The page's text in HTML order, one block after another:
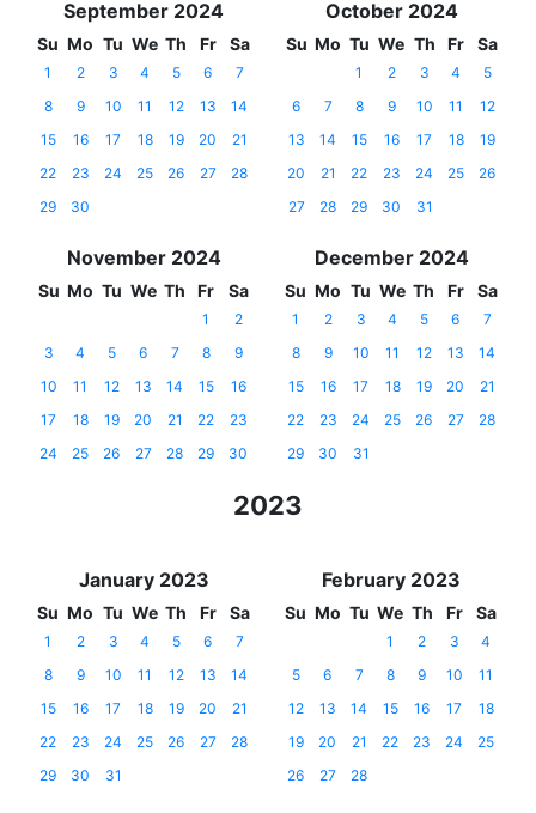
September 2024
Su Mo Tu We Th Fr Sa
1 2 3 4 5 6
7
8
9 10 11 12 13
14
15
16 17 18 19 20
21
22
23 24 25 26 27
28
29
30
October 2024
Su Mo Tu We Th Fr Sa
1 2 3 4
5
6
7 8 9 10 11
12
13
14 15 16 17 18
19
20
21 22 23 24 25
26
27
28 29 30 31
November 2024
Su Mo Tu We Th Fr Sa
1
2
3
4 5 6 7 8
9
10
11 12 13 14 15
16
17
18 19 20 21 22
23
24
25 26 27 28 29 30
December 2024
Su Mo Tu We Th Fr Sa
1 2 3 4 5 6
7
8
9 10 11 12 13
14
15
16 17 18 19 20
21
22
23 24 25 26 27
28
29
30 31
2023
January 2023
Su Mo Tu We Th Fr Sa
1 2 3 4 5 6
7
8
9 10 11 12 13
14
15
16 17 18 19 20
21
22
23 24 25 26 27
28
29
30 31
February 2023
Su Mo Tu We Th Fr Sa
1 2 3
4
5
6 7 8 9 10
11
12
13 14 15 16 17
18
19
20 21 22 23 24
25
26
27 28